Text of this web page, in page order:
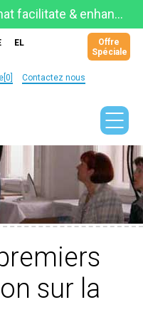
Discover the new features that facilitate & enhance learning on the newly updated Telestia Learning Space!
Offre
Spéciale
EL
Contactez nous
sur la